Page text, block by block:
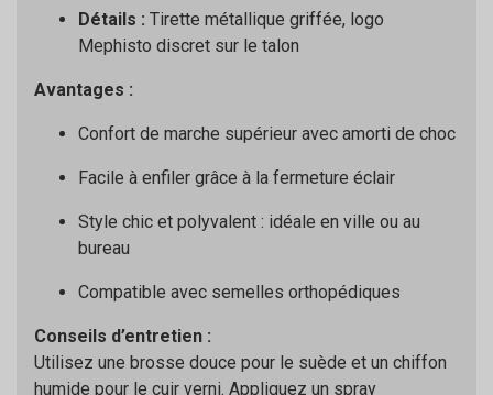
Détails : Tirette métallique griffée, logo
Mephisto discret sur le talon
Avantages :
Confort de marche supérieur avec amorti de choc
Facile à enfiler grâce à la fermeture éclair
Style chic et polyvalent : idéale en ville ou au
bureau
Compatible avec semelles orthopédiques
Conseils d’entretien :
Utilisez une brosse douce pour le suède et un chiffon
humide pour le cuir verni. Appliquez un spray